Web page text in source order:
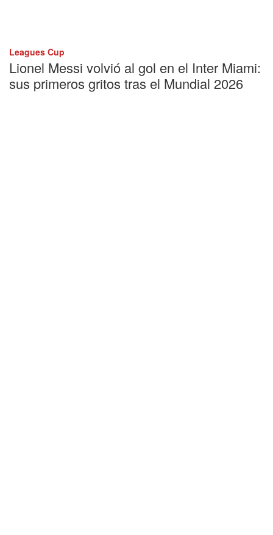
Leagues Cup
Lionel Messi volvió al gol en el Inter Miami:
sus primeros gritos tras el Mundial 2026